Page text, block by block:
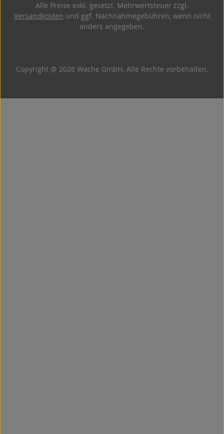
Copyright @ 2026 Wache GmbH. Alle Rechte vorbehalten.
Alle Preise exkl. gesetzl. Mehrwertsteuer zzgl.
Versandkosten und ggf. Nachnahmegebühren, wenn nicht
anders angegeben.